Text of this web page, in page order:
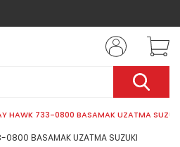
HAWK 733-0800 BASAMAK UZATMA